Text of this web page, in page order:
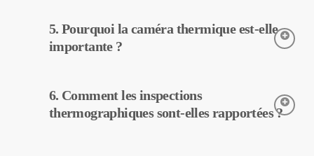
elle peut donc être réalisée sans aucun changement physique
dans votre centrale. Elle n’endommage pas votre site et
5. Pourquoi la caméra thermique est-elle
importante ?
précision les températures des équipements dans les centrales
solaires. Elles aident à la détection précoce des pannes et à
6. Comment les inspections
thermographiques sont-elles rapportées ?